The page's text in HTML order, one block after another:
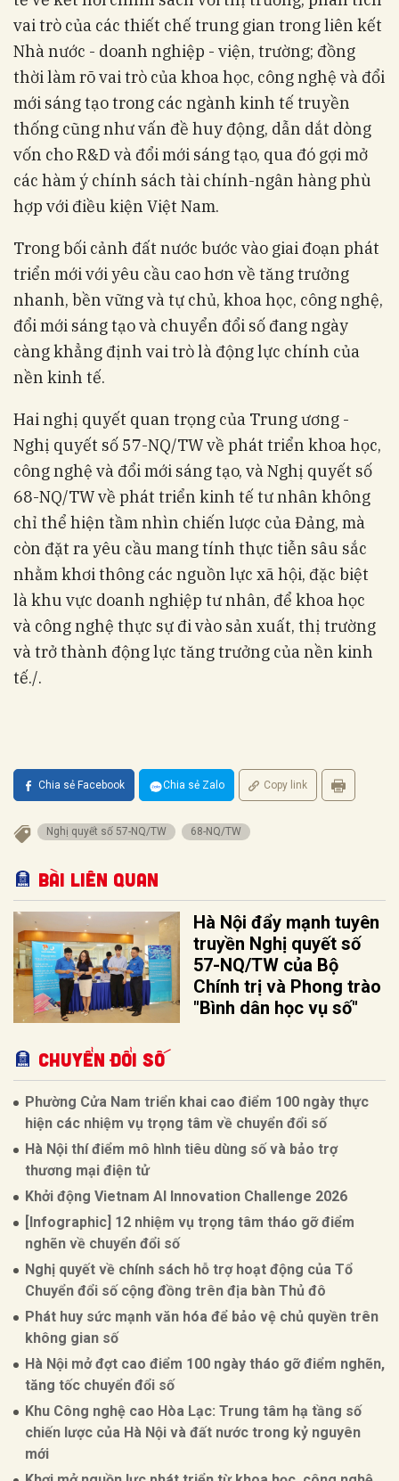
vai trò của các thiết chế trung gian trong liên kết
Nhà nước - doanh nghiệp - viện, trường; đồng
thời làm rõ vai trò của khoa học, công nghệ và đổi
mới sáng tạo trong các ngành kinh tế truyền
thống cũng như vấn đề huy động, dẫn dắt dòng
vốn cho R&D và đổi mới sáng tạo, qua đó gợi mở
các hàm ý chính sách tài chính-ngân hàng phù
hợp với điều kiện Việt Nam.
Trong bối cảnh đất nước bước vào giai đoạn phát
triển mới với yêu cầu cao hơn về tăng trưởng
nhanh, bền vững và tự chủ, khoa học, công nghệ,
đổi mới sáng tạo và chuyển đổi số đang ngày
càng khẳng định vai trò là động lực chính của
nền kinh tế.
Hai nghị quyết quan trọng của Trung ương -
Nghị quyết số 57-NQ/TW về phát triển khoa học,
công nghệ và đổi mới sáng tạo, và Nghị quyết số
68-NQ/TW về phát triển kinh tế tư nhân không
chỉ thể hiện tầm nhìn chiến lược của Đảng, mà
còn đặt ra yêu cầu mang tính thực tiễn sâu sắc
nhằm khơi thông các nguồn lực xã hội, đặc biệt
là khu vực doanh nghiệp tư nhân, để khoa học
và công nghệ thực sự đi vào sản xuất, thị trường
và trở thành động lực tăng trưởng của nền kinh
tế./.
Chia sẻ Facebook Chia sẻ Zalo Copy link
Nghị quyết số 57-NQ/TW 68-NQ/TW
Bài liên quan
Hà Nội đẩy mạnh tuyên
truyền Nghị quyết số
57-NQ/TW của Bộ
Chính trị và Phong trào
"Bình dân học vụ số"
CHUYỂN ĐỔI SỐ
Phường Cửa Nam triển khai cao điểm 100 ngày thực
hiện các nhiệm vụ trọng tâm về chuyển đổi số
Hà Nội thí điểm mô hình tiêu dùng số và bảo trợ
thương mại điện tử
Khởi động Vietnam AI Innovation Challenge 2026
[Infographic] 12 nhiệm vụ trọng tâm tháo gỡ điểm
nghẽn về chuyển đổi số
Nghị quyết về chính sách hỗ trợ hoạt động của Tổ
Chuyển đổi số cộng đồng trên địa bàn Thủ đô
Phát huy sức mạnh văn hóa để bảo vệ chủ quyền trên
không gian số
Hà Nội mở đợt cao điểm 100 ngày tháo gỡ điểm nghẽn,
tăng tốc chuyển đổi số
Khu Công nghệ cao Hòa Lạc: Trung tâm hạ tầng số
chiến lược của Hà Nội và đất nước trong kỷ nguyên
mới